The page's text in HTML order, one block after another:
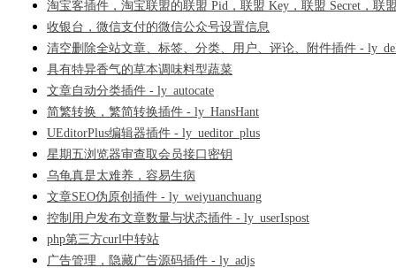
淘宝客插件，淘宝联盟的联盟 Pid，联盟 Key，联盟 Secret，联
收银台，微信支付的微信公众号设置信息
清空删除全站文章、标签、分类、用户、评论、附件插件 -
具有特异香气的草本调味料型蔬菜
文章自动分类插件 - ly_autocate
简繁转换，繁简转换插件 - ly_HansHant
UEditorPlus编辑器插件 - ly_ueditor_plus
星期五浏览器审查取会员接口密钥
乌龟真是太难养，容易生病
文章SEO伪原创插件 - ly_weiyuanchuang
控制用户发布文章数量与状态插件 - ly_userIspost
php第三方curl中转站
广告管理，隐藏广告源码插件 - ly_adjs